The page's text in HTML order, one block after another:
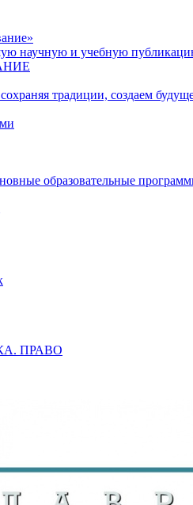
научную и учебную
традиции, создаем
образовательные
ПРАВО